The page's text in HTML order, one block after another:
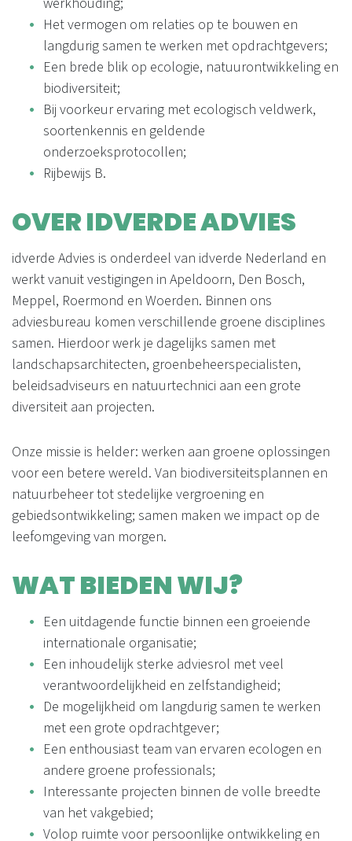
Het vermogen om relaties op te bouwen en
langdurig samen te werken met opdrachtgevers;
Een brede blik op ecologie, natuurontwikkeling en
biodiversiteit;
Bij voorkeur ervaring met ecologisch veldwerk,
soortenkennis en geldende
onderzoeksprotocollen;
Rijbewijs B.
OVER IDVERDE ADVIES
idverde Advies is onderdeel van idverde Nederland en
werkt vanuit vestigingen in Apeldoorn, Den Bosch,
Meppel, Roermond en Woerden. Binnen ons
adviesbureau komen verschillende groene disciplines
samen. Hierdoor werk je dagelijks samen met
landschapsarchitecten, groenbeheerspecialisten,
beleidsadviseurs en natuurtechnici aan een grote
diversiteit aan projecten.
Onze missie is helder: werken aan groene oplossingen
voor een betere wereld. Van biodiversiteitsplannen en
natuurbeheer tot stedelijke vergroening en
gebiedsontwikkeling; samen maken we impact op de
leefomgeving van morgen.
WAT BIEDEN WIJ?
Een uitdagende functie binnen een groeiende
internationale organisatie;
Een inhoudelijk sterke adviesrol met veel
verantwoordelijkheid en zelfstandigheid;
De mogelijkheid om langdurig samen te werken
met een grote opdrachtgever;
Een enthousiast team van ervaren ecologen en
andere groene professionals;
Interessante projecten binnen de volle breedte
van het vakgebied;
Volop ruimte voor persoonlijke ontwikkeling en